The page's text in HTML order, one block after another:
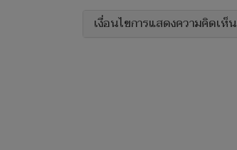
เงื่อนไขการแสดงความคิดเห็น